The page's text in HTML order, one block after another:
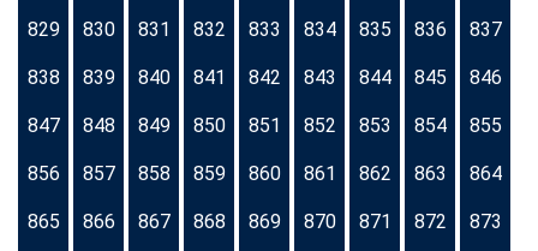
829 830 831 832 833 834 835 836 837
838 839 840 841 842 843 844 845 846
847 848 849 850 851 852 853 854 855
856 857 858 859 860 861 862 863 864
865 866 867 868 869 870 871 872 873